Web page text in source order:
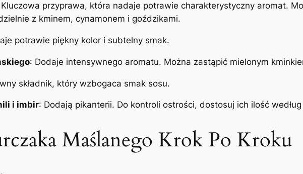
przyprawa, która nadaje potrawie charakterystyczny aromat.
z kminem, cynamonem i goździkami.
potrawie piękny kolor i subtelny smak.
: Dodaje intensywnego aromatu. Można zastąpić mielonym
składnik, który wzbogaca smak sosu.
i imbir: Dodają pikanterii. Do kontroli ostrości, dostosuj ich ilość
Maślanego Krok Po Kroku